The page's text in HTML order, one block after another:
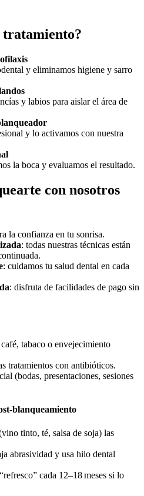
tratamiento?
y eliminamos higiene y sarro
y labios para aislar el área de
y lo activamos con nuestra
la boca y evaluamos el resultado.
con nosotros
la confianza en tu sonrisa.
: todas nuestras técnicas están
: cuidamos tu salud dental en cada
: disfruta de facilidades de pago sin
tabaco o envejecimiento
tratamientos con antibióticos.
(bodas, presentaciones, sesiones
blanqueamiento
tinto, té, salsa de soja) las
abrasividad y usa hilo dental
cada 12–18 meses si lo